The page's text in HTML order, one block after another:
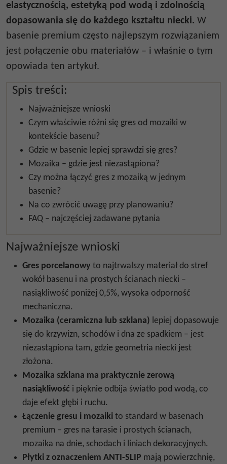
elastycznością, estetyką pod wodą i zdolnością
dopasowania się do każdego kształtu niecki. W
basenie premium często najlepszym rozwiązaniem
jest połączenie obu materiałów – i właśnie o tym
opowiada ten artykuł.
Spis treści:
Najważniejsze wnioski
Czym właściwie różni się gres od mozaiki w
kontekście basenu?
Gdzie w basenie lepiej sprawdzi się gres?
Mozaika – gdzie jest niezastąpiona?
Czy można łączyć gres z mozaiką w jednym
basenie?
Na co zwrócić uwagę przy planowaniu?
FAQ – najczęściej zadawane pytania
Najważniejsze wnioski
Gres porcelanowy to najtrwalszy materiał do stref
wokół basenu i na prostych ścianach niecki –
nasiąkliwość poniżej 0,5%, wysoka odporność
mechaniczna.
Mozaika (ceramiczna lub szklana) lepiej dopasowuje
się do krzywizn, schodów i dna ze spadkiem – jest
niezastąpiona tam, gdzie geometria niecki jest
złożona.
Mozaika szklana ma praktycznie zerową
nasiąkliwość i pięknie odbija światło pod wodą, co
daje efekt głębi i ruchu.
Łączenie gresu i mozaiki to standard w basenach
premium – gres na tarasie i prostych ścianach,
mozaika na dnie, schodach i liniach dekoracyjnych.
Płytki z oznaczeniem ANTI-SLIP mają powierzchnię,